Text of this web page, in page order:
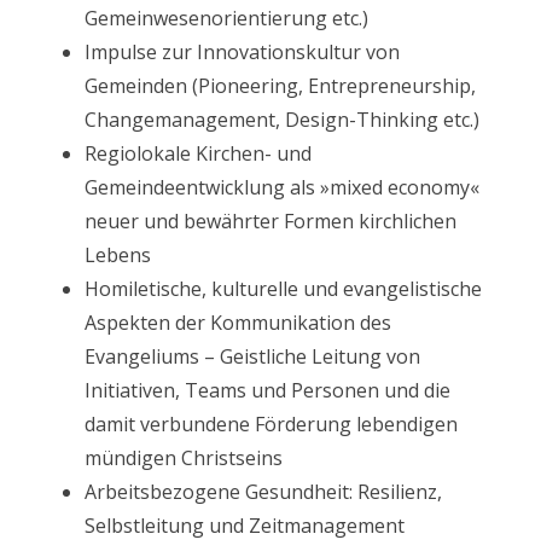
Gemeinwesenorientierung etc.)
Impulse zur Innovationskultur von
Gemeinden (Pioneering, Entrepreneurship,
Changemanagement, Design-Thinking etc.)
Regiolokale Kirchen- und
Gemeindeentwicklung als »mixed economy«
neuer und bewährter Formen kirchlichen
Lebens
Homiletische, kulturelle und evangelistische
Aspekten der Kommunikation des
Evangeliums – Geistliche Leitung von
Initiativen, Teams und Personen und die
damit verbundene Förderung lebendigen
mündigen Christseins
Arbeitsbezogene Gesundheit: Resilienz,
Selbstleitung und Zeitmanagement